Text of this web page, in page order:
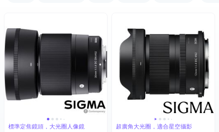
標準定焦鏡頭，大光圈人像鏡 超廣角大光圈，適合星空攝影